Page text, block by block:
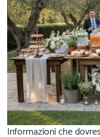
Informazioni che